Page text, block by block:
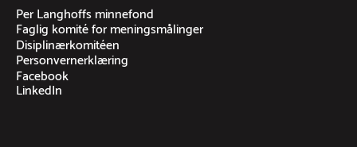
Per Langhoffs minnefond
Faglig komité for meningsmålinger
Disiplinærkomitéen
Personvernerklæring
Facebook
LinkedIn